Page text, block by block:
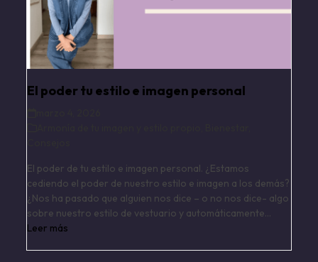
El poder tu estilo e imagen personal
El poder de tu estilo e imagen personal. ¿Estamos
cediendo el poder de nuestro estilo e imagen a los demás?
¿Nos ha pasado que alguien nos dice – o no nos dice- algo
sobre nuestro estilo de vestuario y automáticamente…
Leer más